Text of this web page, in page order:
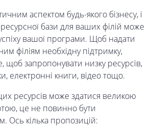
аспектом будь-якого бізнесу, і
ресурсної бази для ваших філій може
вашої програми. Щоб надати
філіям необхідну підтримку,
щоб запропонувати низку ресурсів,
електронні книги, відео тощо.
ресурсів може здатися великою
це не повинно бути
Ось кілька пропозицій: